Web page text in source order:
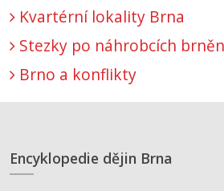
Kvartérní lokality Brna
Stezky po náhrobcích
Brno a konflikty
Encyklopedie dějin Brna